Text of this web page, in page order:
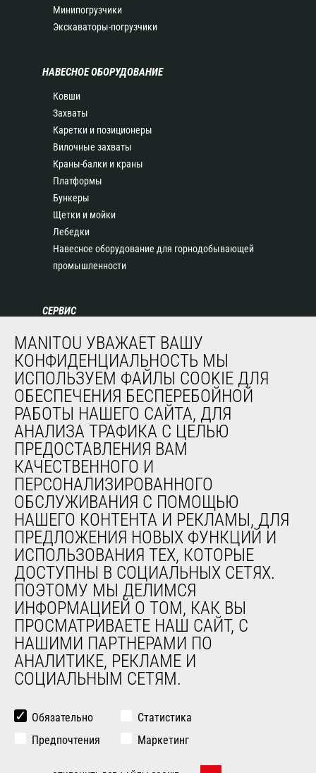
Минипогрузчики
Экскаваторы-погрузчики
НАВЕСНОЕ ОБОРУДОВАНИЕ
Ковши
Захваты
Каретки и позиционеры
Вилочные захваты
Краны-балки и краны
Платформы
Бункеры
Щетки и мойки
Лебедки
Навесное оборудование для горнодобывающей
промышленности
СЕРВИС
Финансирование
Продленная гарантия
Контракты на техническое обслуживание
Запасные части
Система удаленного мониторинга
Программное обеспечение для диагностики и
обслуживания
Обучение
Подержанное оборудование
О НАС
Компания
Контакты
Юридическая информация
Мероприятия
Новости
История
General Terms and Conditions of Sale
ДРУГИЕ САЙТЫ ГРУППЫ
Used Manitou Machines
MANITOU УВАЖАЕТ ВАШУ
КОНФИДЕНЦИАЛЬНОСТЬ МЫ
ИСПОЛЬЗУЕМ ФАЙЛЫ COOKIE ДЛЯ
ОБЕСПЕЧЕНИЯ БЕСПЕРЕБОЙНОЙ
РАБОТЫ НАШЕГО САЙТА, ДЛЯ
АНАЛИЗА ТРАФИКА С ЦЕЛЬЮ
ПРЕДОСТАВЛЕНИЯ ВАМ
КАЧЕСТВЕННОГО И
ПЕРСОНАЛИЗИРОВАННОГО
ОБСЛУЖИВАНИЯ С ПОМОЩЬЮ
НАШЕГО КОНТЕНТА И РЕКЛАМЫ, ДЛЯ
ПРЕДЛОЖЕНИЯ НОВЫХ ФУНКЦИЙ И
ИСПОЛЬЗОВАНИЯ ТЕХ, КОТОРЫЕ
ДОСТУПНЫ В СОЦИАЛЬНЫХ СЕТЯХ.
ПОЭТОМУ МЫ ДЕЛИМСЯ
ИНФОРМАЦИЕЙ О ТОМ, КАК ВЫ
ПРОСМАТРИВАЕТЕ НАШ САЙТ, С
НАШИМИ ПАРТНЕРАМИ ПО
АНАЛИТИКЕ, РЕКЛАМЕ И
СОЦИАЛЬНЫМ СЕТЯМ.
Обязательно
Статистика
Предпочтения
Маркетинг